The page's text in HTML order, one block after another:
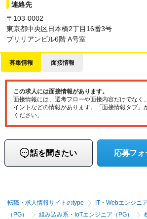
連絡先
〒103-0002
東京都中央区日本橋2丁目16番3号
ブリリアンビル6階 A号室
募集情報 面接情報
この求人には面接情報があります。
面接情報には、選考フローや面接内容だけでなく
イントなどの情報があります。「面接情報タブ」
ください。
話を聞きたい 応募フ
転職・求人情報サイトのtype IT・Webエンジニア
（PG）
組み込み系・IoTエンジニア（PG）